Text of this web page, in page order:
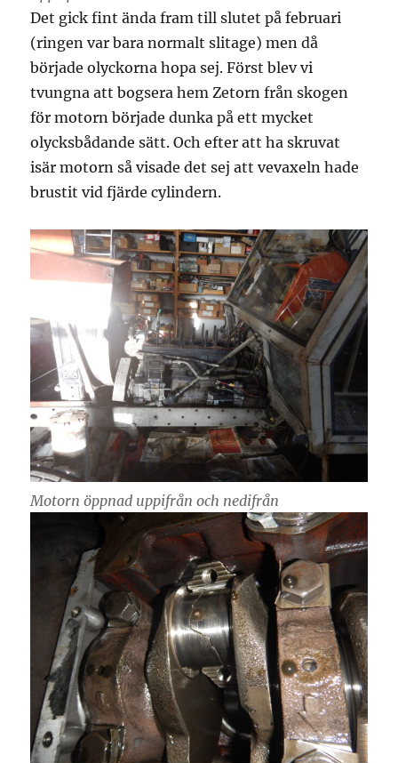
Det gick fint ända fram till slutet på februari
(ringen var bara normalt slitage) men då
började olyckorna hopa sej. Först blev vi
tvungna att bogsera hem Zetorn från skogen
för motorn började dunka på ett mycket
olycksbådande sätt. Och efter att ha skruvat
isär motorn så visade det sej att vevaxeln hade
brustit vid fjärde cylindern.
Motorn öppnad uppifrån och nedifrån